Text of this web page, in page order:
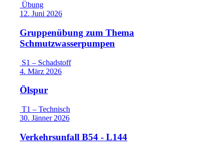
Übung
12. Juni 2026
Gruppenübung zum Thema
Schmutzwasserpumpen
S1 – Schadstoff
4. März 2026
Ölspur
T1 – Technisch
30. Jänner 2026
Verkehrsunfall B54 - L144